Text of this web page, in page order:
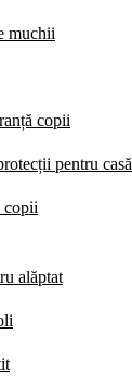
muchii
copii
pentru casă
copii
alăptat